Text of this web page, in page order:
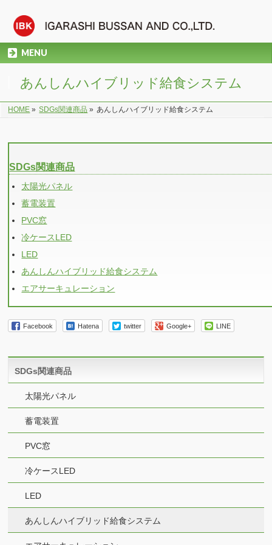
MENU
あんしんハイブリッド給食システム
HOME » SDGs関連商品 » あんしんハイブリッド給食システム
SDGs関連商品
太陽光パネル
蓄電装置
PVC窓
冷ケースLED
LED
あんしんハイブリッド給食システム
エアサーキュレーション
Facebook Hatena twitter Google+ LINE
SDGs関連商品
太陽光パネル
蓄電装置
PVC窓
冷ケースLED
LED
あんしんハイブリッド給食システム